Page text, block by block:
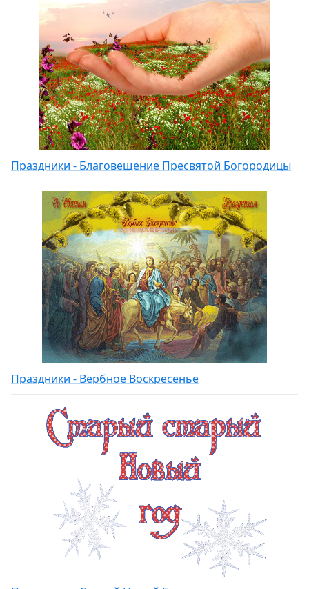
Праздники - Благовещение Пресвятой Богородицы
Праздники - Вербное Воскресенье